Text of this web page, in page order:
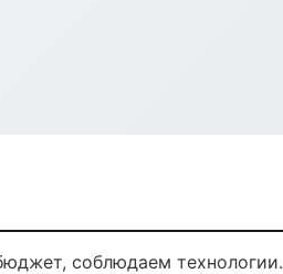
соблюдаем технологии.